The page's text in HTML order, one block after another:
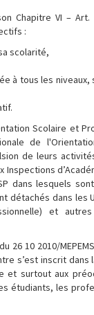
Chapitre VI – Art.
:
scolarité,
à tous les
Scolaire et
de
de leurs
dans lesquels
détachés dans les
et
10 2010/
s’est inscrit dans
et surtout aux
étudiants, les